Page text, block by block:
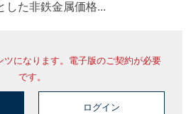
した非鉄金属価格...
ツになります。電子版のご契約が必要
です。
ログイン